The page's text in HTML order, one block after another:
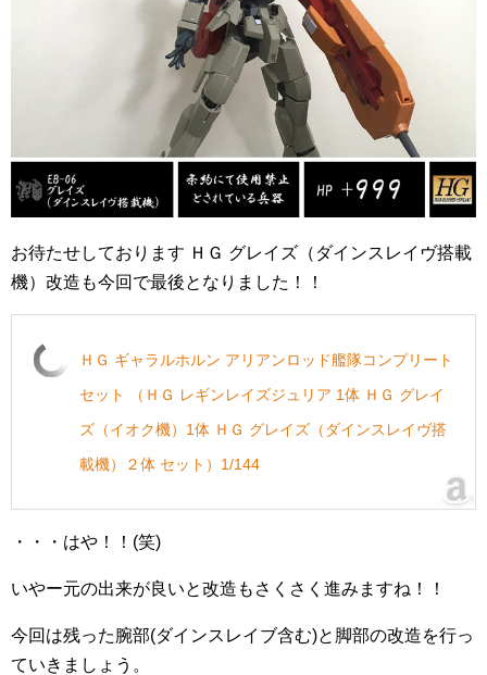
お待たせしております ＨＧ グレイズ（ダインスレイヴ搭載
機）改造も今回で最後となりました！！
ＨＧ ギャラルホルン アリアンロッド艦隊コンプリート
セット （ＨＧ レギンレイズジュリア 1体 ＨＧ グレイ
ズ（イオク機）1体 ＨＧ グレイズ（ダインスレイヴ搭
載機）２体 セット）1/144
・・・はや！！(笑)
いやー元の出来が良いと改造もさくさく進みますね！！
今回は残った腕部(ダインスレイブ含む)と脚部の改造を行っ
ていきましょう。